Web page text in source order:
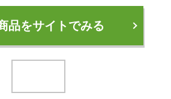
品をサイトでみる